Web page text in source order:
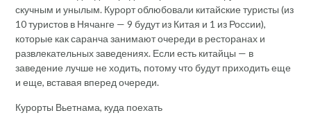
скучным и унылым. Курорт облюбовали китайские туристы (из
10 туристов в Нячанге — 9 будут из Китая и 1 из России),
которые как саранча занимают очереди в ресторанах и
развлекательных заведениях. Если есть китайцы — в
заведение лучше не ходить, потому что будут приходить еще
и еще, вставая вперед очереди.
Курорты Вьетнама, куда поехать